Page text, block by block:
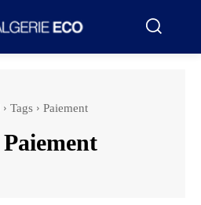
Tags Paiement
Paiement